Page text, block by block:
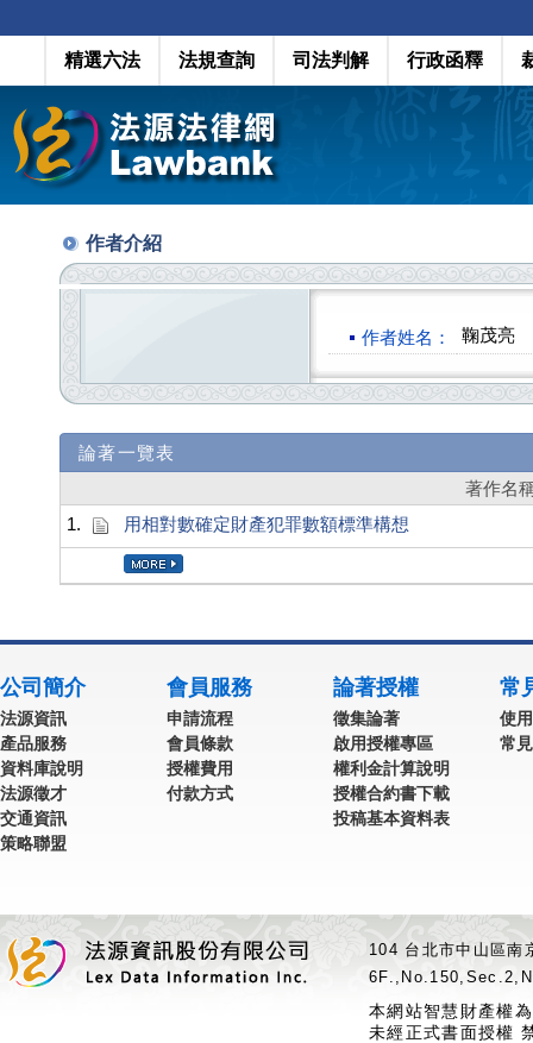
精選六法 法規查詢 司法判解 行政函釋
作者介紹
作者姓名： 鞠茂亮
論著一覽表
著作名
1.
用相對數確定財產犯罪數額標準構想
公司簡介
法源資訊
產品服務
資料庫說明
法源徵才
交通資訊
策略聯盟
會員服務
申請流程
會員條款
授權費用
付款方式
論著授權
徵集論著
啟用授權專區
權利金計算說明
授權合約書下載
投稿基本資料表
常
使
常
104 台北市中山區
本網站智慧財產權
未經正式書面授權